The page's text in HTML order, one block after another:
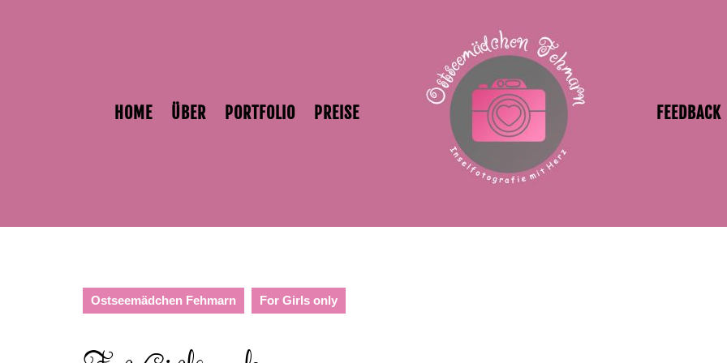
HOME ÜBER PORTFOLIO PREISE FEEDBACK
Ostseemädchen Fehmarn For Girls only